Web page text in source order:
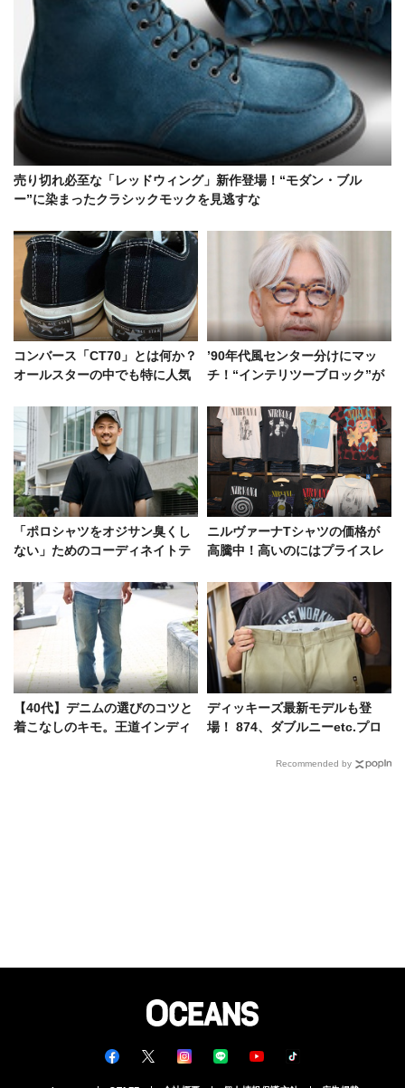
売り切れ必至な「レッドウィング」新作登場！“モダン・ブル
ー”に染まったクラシックモックを見逃すな
コンバース「CT70」とは何か？
オールスターの中でも特に人気
’90年代風センター分けにマッ
チ！“インテリツーブロック”が
「ポロシャツをオジサン臭くし
ない」ためのコーディネイトテ
ニルヴァーナTシャツの価格が
高騰中！高いのにはプライスレ
【40代】デニムの選びのコツと
着こなしのキモ。王道インディ
ディッキーズ最新モデルも登
場！ 874、ダブルニーetc.プロ
Recommended by